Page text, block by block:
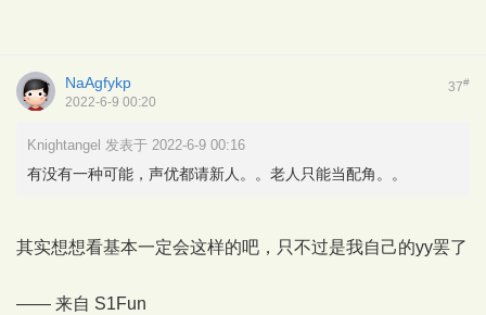
37#
NaAgfykp
2022-6-9 00:20
Knightangel 发表于 2022-6-9 00:16
有没有一种可能，声优都请新人。。老人只能当配角。。
其实想想看基本一定会这样的吧，只不过是我自己的yy罢了
—— 来自 S1Fun